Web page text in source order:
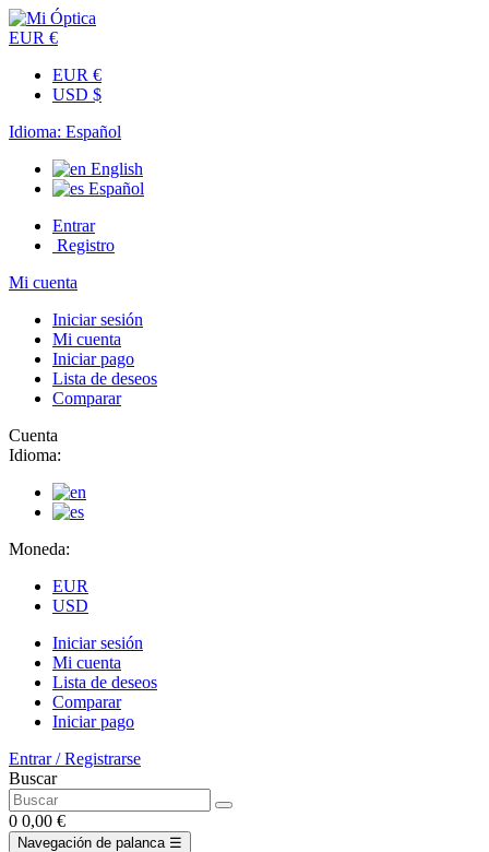
EUR €
EUR €
USD $
Idioma: Español
English
Español
Entrar
Registro
Mi cuenta
Iniciar sesión
Mi cuenta
Iniciar pago
Lista de deseos
Comparar
Cuenta
Idioma:
Moneda:
EUR
USD
Iniciar sesión
Mi cuenta
Lista de deseos
Comparar
Iniciar pago
Entrar / Registrarse
Buscar
0 0,00 €
Navegación de palanca ☰